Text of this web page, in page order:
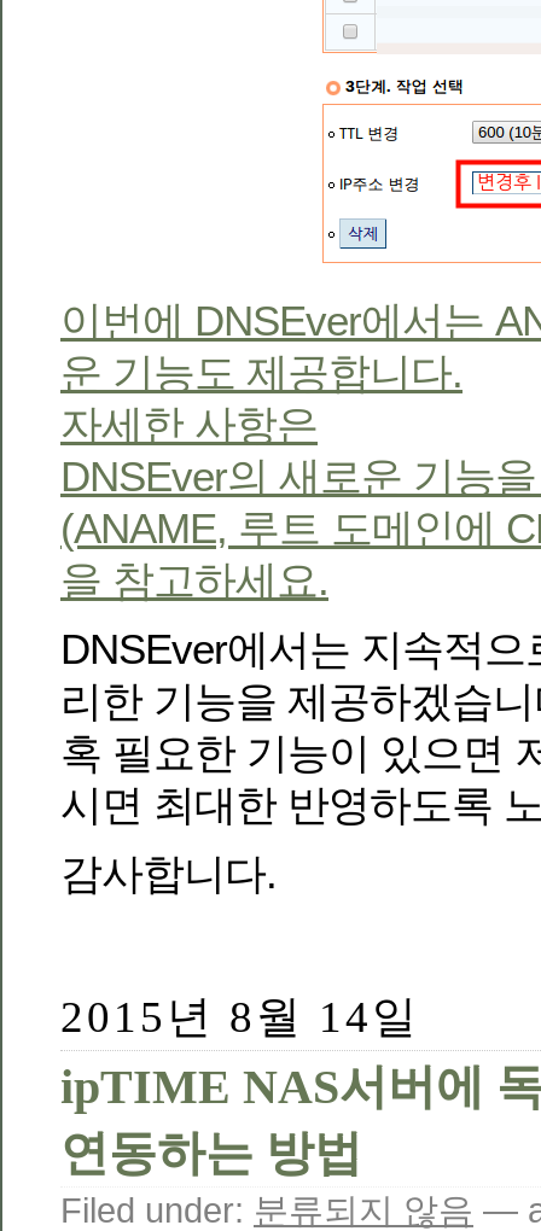
이번에 DNSEver에서는
운 기능도 제공합니다.
자세한 사항은
DNSEver의 새로운 기능
(ANAME, 루트 도메인에
을 참고하세요.
DNSEver에서는 지속적
리한 기능을 제공하겠습
혹 필요한 기능이 있으면
시면 최대한 반영하도록
감사합니다.
2015년 8월 14일
ipTIME NAS서버에
연동하는 방법
Filed under: 분류되지 않음 —